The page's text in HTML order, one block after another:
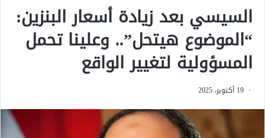
السيسي بعد زيادة أسعار البنزين:
“الموضوع هيتحل”.. وعلينا تحمل
المسؤولية لتغيير الواقع
19 أكتوبر، 2025